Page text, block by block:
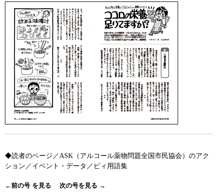
◆読者のページ／ASK（アルコール薬物問題全国市民協会）のアク
ション／イベント・データ／ビィ用語集
←前の号 を見る 次の号を見る →